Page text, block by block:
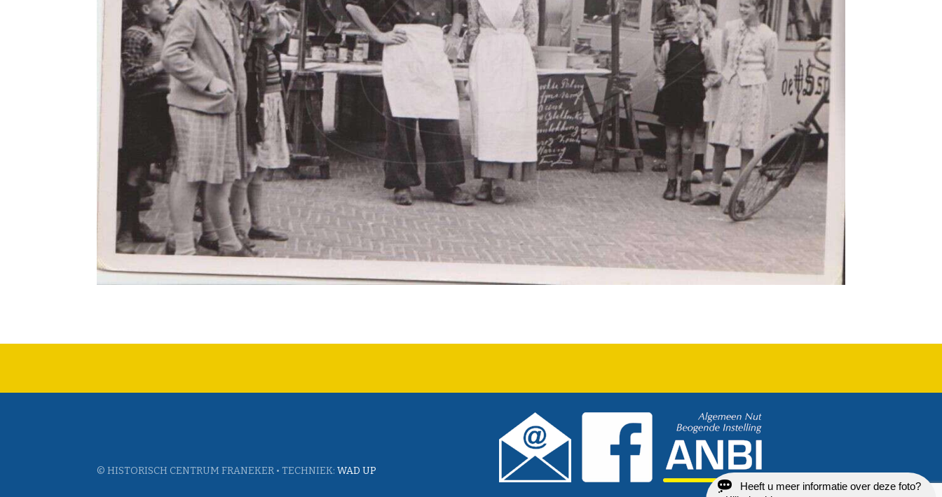
© HISTORISCH CENTRUM FRANEKER • TECHNIEK: WAD UP
Heeft u meer informatie over deze foto?